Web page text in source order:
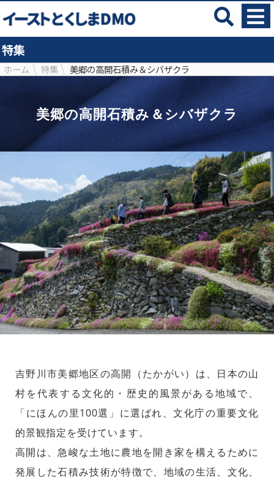
特集
ホーム 特集 美郷の高開石積み＆シバザクラ
美郷の高開石積み＆シバザクラ
吉野川市美郷地区の高開（たかがい）は、日本の山
村を代表する文化的・歴史的風景がある地域で、
「にほんの里100選」に選ばれ、文化庁の重要文化
的景観指定を受けています。
高開は、急峻な土地に農地を開き家を構えるために
発展した石積み技術が特徴で、地域の生活、文化、